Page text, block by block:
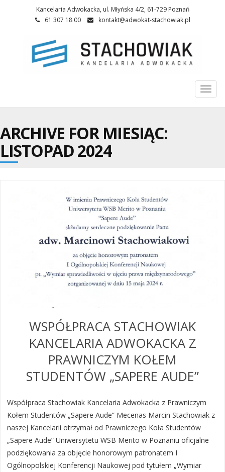
Kancelaria Adwokacka, ul. Młyńska 4/2, 61-729 Poznań
61 307 18 00
kontakt@adwokat-stachowiak.pl
ARCHIVE FOR MIESIĄC:
LISTOPAD 2024
WSPÓŁPRACA STACHOWIAK
KANCELARIA ADWOKACKA Z
PRAWNICZYM KOŁEM
STUDENTÓW „SAPERE AUDE”
Współpraca Stachowiak Kancelaria Adwokacka z Prawniczym
Kołem Studentów „Sapere Aude” Mecenas Marcin Stachowiak z
naszej Kancelarii otrzymał od Prawniczego Koła Studentów
„Sapere Aude” Uniwersytetu WSB Merito w Poznaniu oficjalne
podziękowania za objęcie honorowym patronatem I
Ogólnopolskiej Konferencji Naukowej pod tytułem „Wymiar